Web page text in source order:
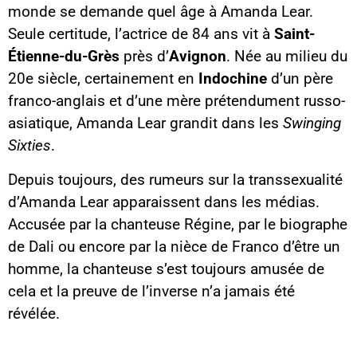
monde se demande quel âge à Amanda Lear.
Seule certitude, l’actrice de 84 ans vit à Saint-
Étienne-du-Grès près d’Avignon. Née au milieu du
20e siècle, certainement en Indochine d’un père
franco-anglais et d’une mère prétendument russo-
asiatique, Amanda Lear grandit dans les Swinging
Sixties.
Depuis toujours, des rumeurs sur la transsexualité
d’Amanda Lear apparaissent dans les médias.
Accusée par la chanteuse Régine, par le biographe
de Dali ou encore par la nièce de Franco d’être un
homme, la chanteuse s’est toujours amusée de
cela et la preuve de l’inverse n’a jamais été
révélée.